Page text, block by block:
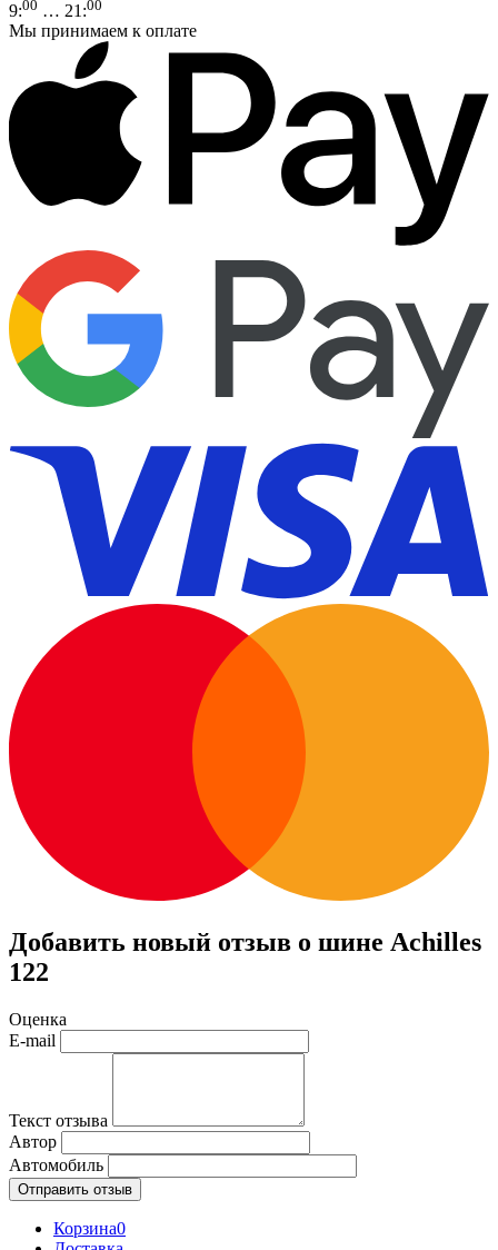
9:00 … 21:00
Мы принимаем к оплате
Добавить новый отзыв о шине Achilles
122
Оценка
E-mail
Текст отзыва
Автор
Автомобиль
Отправить отзыв
Корзина0